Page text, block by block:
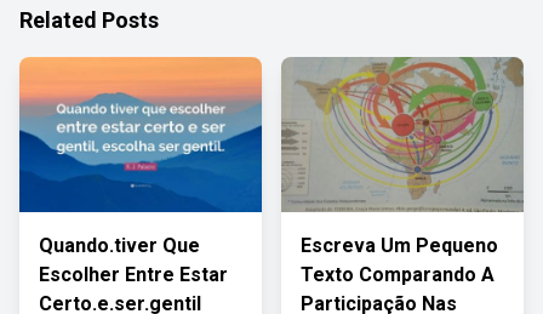
Related Posts
Quando.tiver Que
Escolher Entre Estar
Certo.e.ser.gentil
Escreva Um Pequeno
Texto Comparando A
Participação Nas